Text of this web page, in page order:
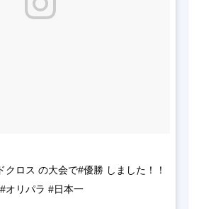
クロス の大会で#優勝 しました！！
オリパラ #日本一